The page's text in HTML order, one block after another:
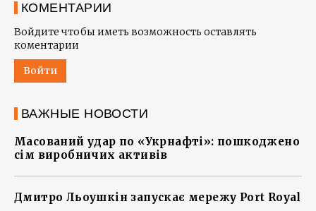
КОМЕНТАРИИ
Войдите чтобы иметь возможность оставлять
коментарии
Войти
ВАЖНЫЕ НОВОСТИ
Масований удар по «Укрнафті»: пошкоджено
сім виробничих активів
Дмитро Льоушкін запускає мережу Port Royal